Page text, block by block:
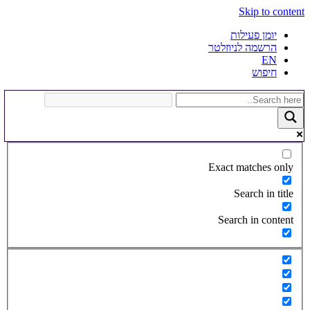
Skip to content
יומן פעילות
הרשמה לניוזלטר
EN
חיפוש
Exact matches only
Search in title
Search in content